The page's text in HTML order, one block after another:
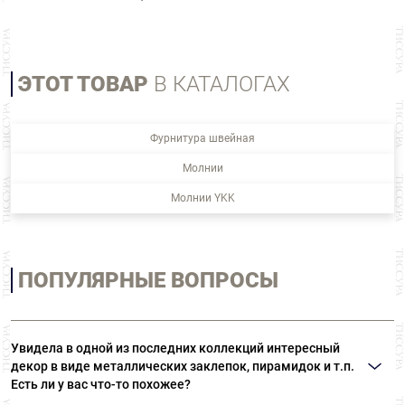
ЭТОТ ТОВАР В КАТАЛОГАХ
Фурнитура швейная
Молнии
Молнии YKK
ПОПУЛЯРНЫЕ ВОПРОСЫ
Увидела в одной из последних коллекций интересный
декор в виде металлических заклепок, пирамидок и т.п.
Есть ли у вас что-то похожее?